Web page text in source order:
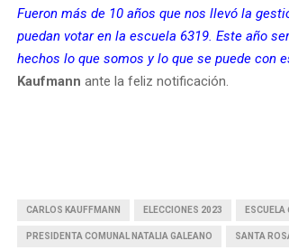
Fueron más de 10 años que nos llevó la
puedan votar en la escuela 6319. Este año
hechos lo que somos y lo que se puede con
Kaufmann ante la feliz notificación.
CARLOS KAUFFMANN ELECCIONES 2023 ESCUELA
PRESIDENTA COMUNAL NATALIA GALEANO SANTA